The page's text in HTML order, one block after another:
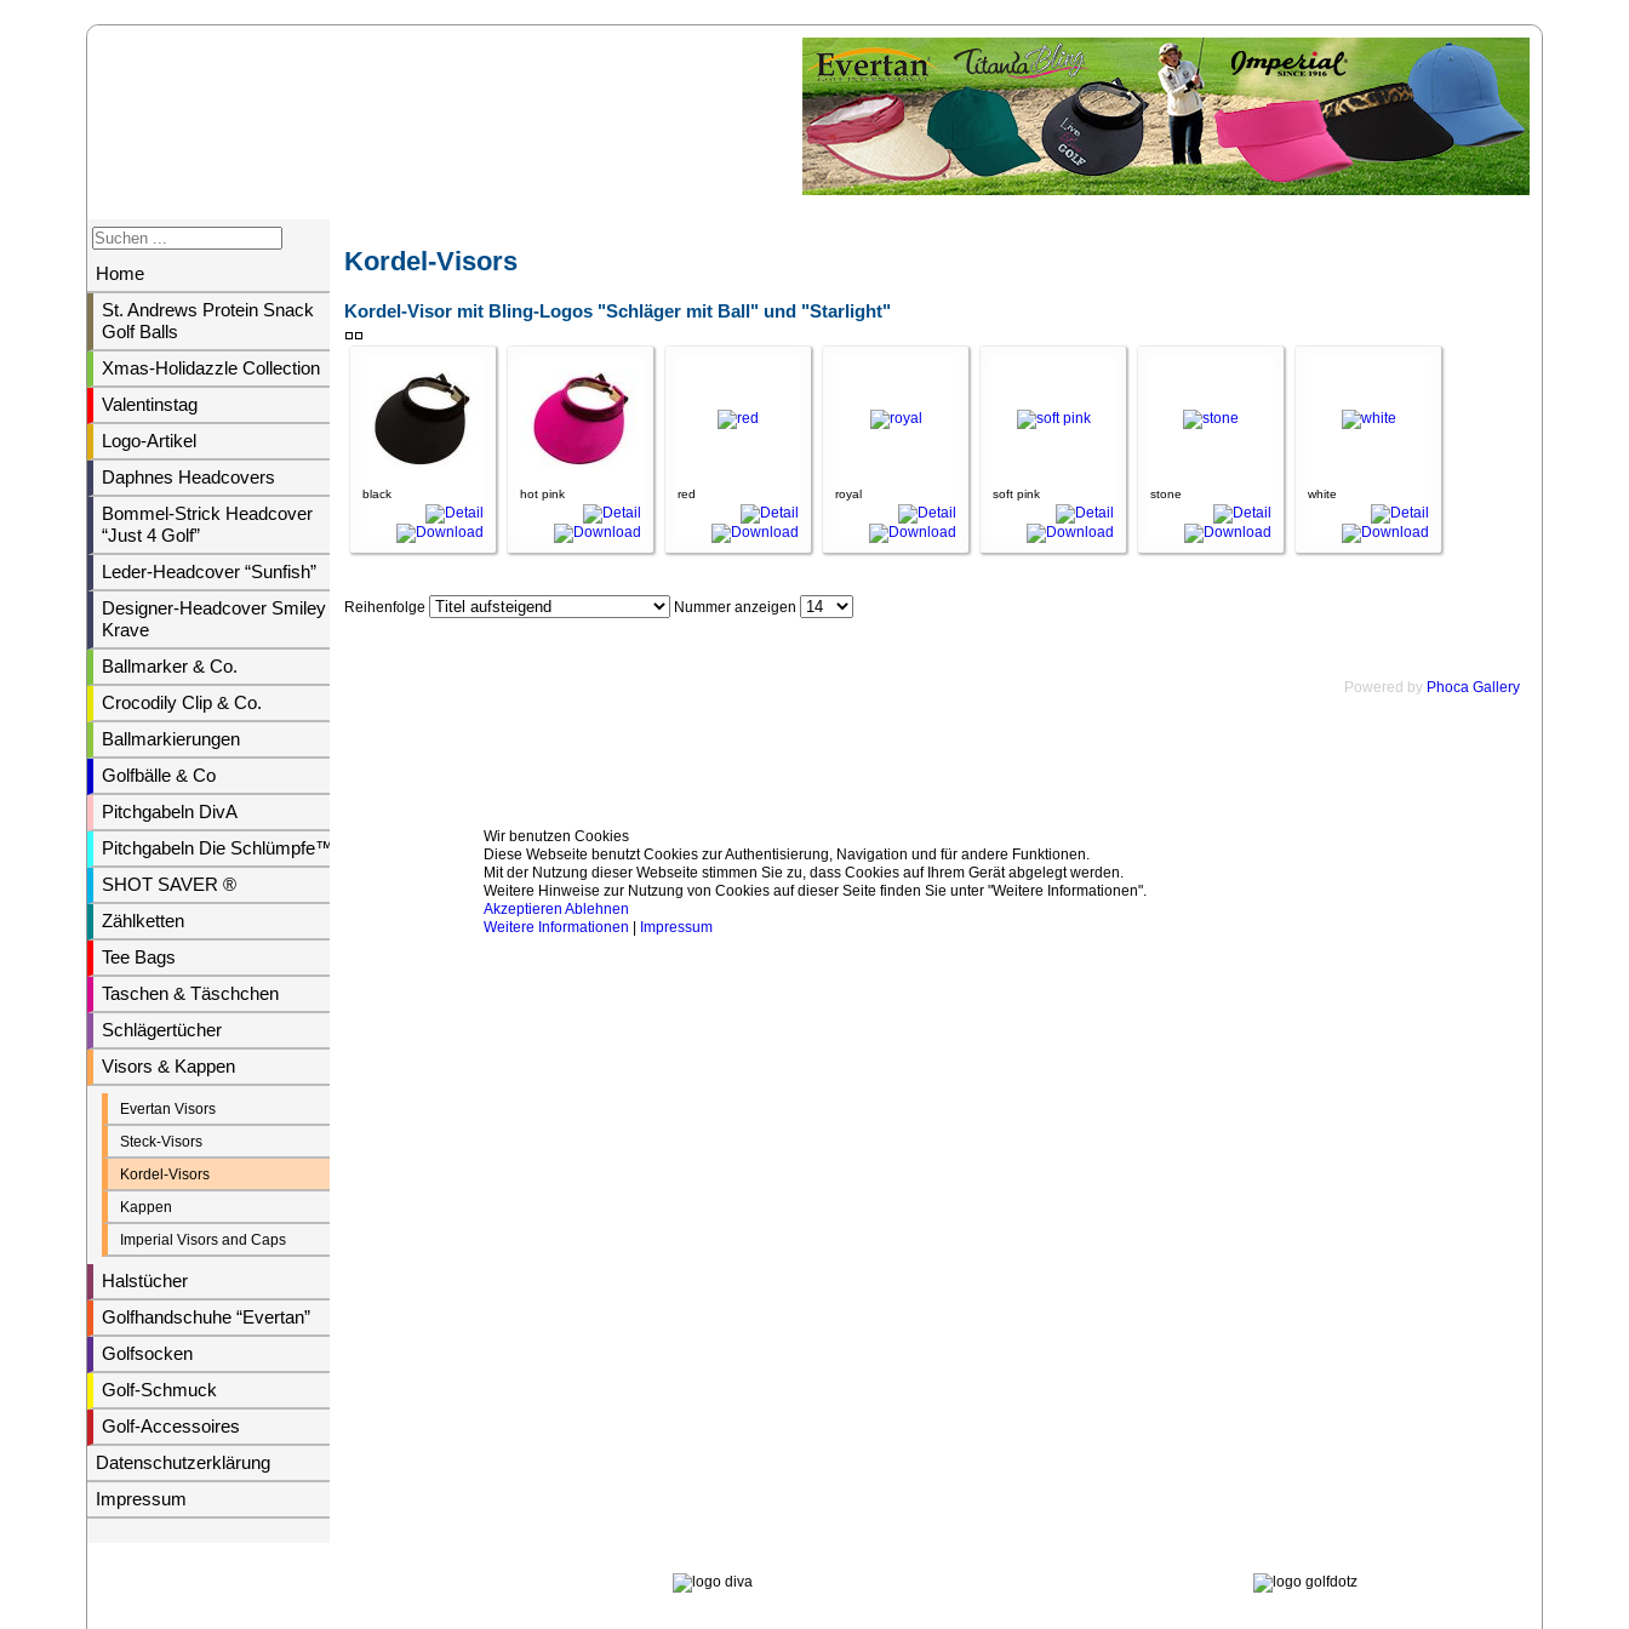
Home
St. Andrews Protein Snack
Golf Balls
Xmas-Holidazzle Collection
Valentinstag
Logo-Artikel
Daphnes Headcovers
Bommel-Strick Headcover
“Just 4 Golf”
Leder-Headcover “Sunfish”
Designer-Headcover Smiley &
Krave
Ballmarker & Co.
Crocodily Clip & Co.
Ballmarkierungen
Golfbälle & Co
Pitchgabeln DivA
Pitchgabeln Die Schlümpfe™
SHOT SAVER ®
Zählketten
Tee Bags
Taschen & Täschchen
Schlägertücher
Visors & Kappen
Evertan Visors
Steck-Visors
Kordel-Visors
Kappen
Imperial Visors and Caps
Halstücher
Golfhandschuhe “Evertan”
Golfsocken
Golf-Schmuck
Golf-Accessoires
Datenschutzerklärung
Impressum
Kordel-Visors
Kordel-Visor mit Bling-Logos "Schläger mit Ball" und "Starlight"
black hot pink red royal soft pink stone white
Reihenfolge Nummer anzeigen
Powered by Phoca Gallery
Wir benutzen Cookies
Diese Webseite benutzt Cookies zur Authentisierung, Navigation und für andere Funktionen.
Mit der Nutzung dieser Webseite stimmen Sie zu, dass Cookies auf Ihrem Gerät abgelegt werden.
Weitere Hinweise zur Nutzung von Cookies auf dieser Seite finden Sie unter "Weitere Informationen".
Akzeptieren Ablehnen
Weitere Informationen | Impressum